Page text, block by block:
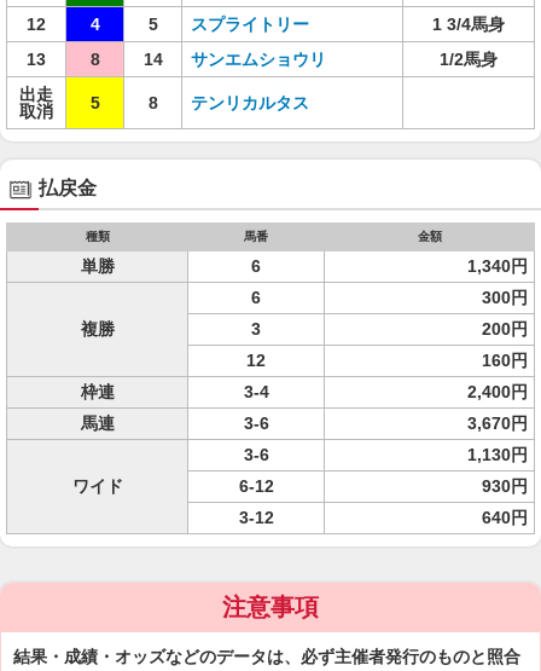
12
4 5 スプライトリー
1 3/4馬身
13
8 14 サンエムショウリ
1/2馬身
出走
取消
5 8 テンリカルタス
払戻金
種類 馬番 金額
単勝 6 1,340円
複勝
6
300円
3
200円
12
160円
枠連
3-4
2,400円
馬連
3-6 3,670円
ワイド
3-6
1,130円
6-12
930円
3-12
640円
注意事項
結果・成績・オッズなどのデータは、必ず主催者発行のものと照合